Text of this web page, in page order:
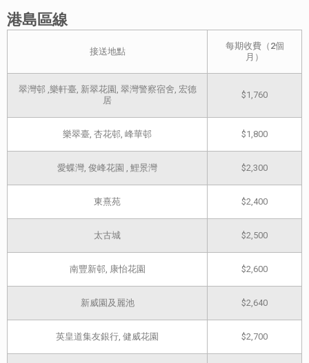
港島區線
接送地點
每期收費（2個
月）
翠灣邨 ,樂軒臺, 新翠花園, 翠灣警察宿舍, 宏德
居
$1,760
樂翠臺, 杏花邨, 峰華邨 $1,800
愛蝶灣, 俊峰花園 , 鯉景灣 $2,300
東熹苑 $2,400
太古城 $2,500
南豐新邨, 康怡花園 $2,600
新威園及麗池 $2,640
英皇道集友銀行, 健威花園 $2,700